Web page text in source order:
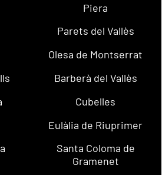
Piera
Parets del Vallès
Olesa de Montserrat
Barberà del Vallès
Cubelles
Eulàlia de Riuprimer
Santa Coloma de
Gramenet